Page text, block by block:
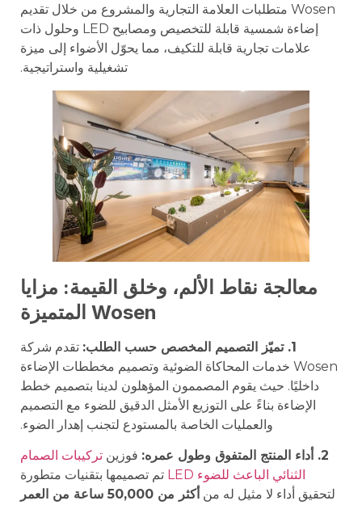
Wosen متطلبات العلامة التجارية والمشروع من خلال تقديم
إضاءة شمسية قابلة للتخصيص ومصابيح LED وحلول ذات
علامات تجارية قابلة للتكيف، مما يحوّل الأضواء إلى ميزة
تشغيلية واستراتيجية.
معالجة نقاط الألم، وخلق القيمة: مزايا
Wosen المتميزة
1. تميّز التصميم المخصص حسب الطلب:
تقدم شركة
Wosen خدمات المحاكاة الضوئية وتصميم مخططات الإضاءة
داخليًا. حيث يقوم المصممون المؤهلون لدينا بتصميم خطط
الإضاءة بناءً على التوزيع الأمثل الدقيق للضوء مع التصميم
والعمليات الخاصة بالمستودع لتجنب إهدار الضوء.
2. أداء المنتج المتفوق وطول عمره: فوزين تركيبات الصمام
الثنائي الباعث للضوء LED
تم تصميمها بتقنيات متطورة
لتحقيق أداء لا مثيل له من
أكثر من 50,000 ساعة من العمر